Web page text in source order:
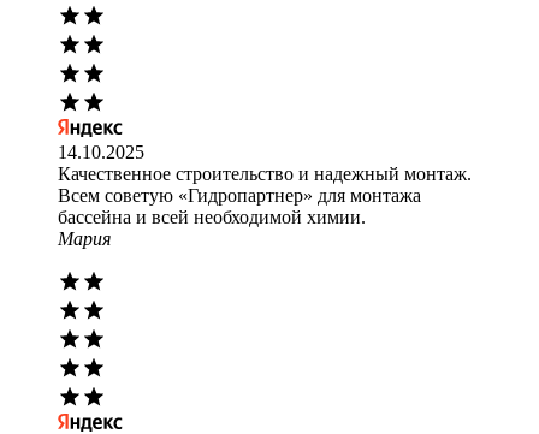
14.10.2025
Качественное строительство и надежный монтаж.
Всем советую «Гидропартнер» для монтажа
бассейна и всей необходимой химии.
Мария